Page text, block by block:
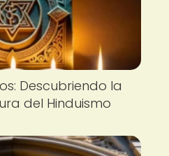
Descubriendo la
del Hinduismo